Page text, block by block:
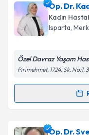
Prof. Dr. İlker
oluşturun. Size bu
takvim
Kişisel
Metni'ni
Op. Dr.
Kadın
Isparta,
Özel Davraz Yaşam
Pirimehmet, 1724. Sk. No:1,
Randevu
Op. Dr. Kadriye
Op. Dr.